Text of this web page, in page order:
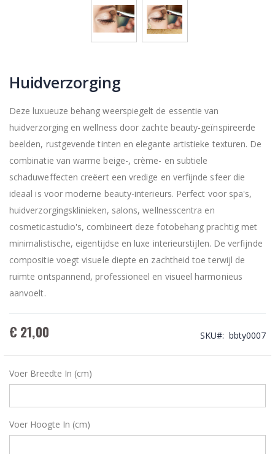
Huidverzorging
Deze luxueuze behang weerspiegelt de essentie van
huidverzorging en wellness door zachte beauty-geïnspireerde
beelden, rustgevende tinten en elegante artistieke texturen. De
combinatie van warme beige-, crème- en subtiele
schaduweffecten creëert een vredige en verfijnde sfeer die
ideaal is voor moderne beauty-interieurs. Perfect voor spa's,
huidverzorgingsklinieken, salons, wellnesscentra en
cosmeticastudio's, combineert deze fotobehang prachtig met
minimalistische, eigentijdse en luxe interieurstijlen. De verfijnde
compositie voegt visuele diepte en zachtheid toe terwijl de
ruimte ontspannend, professioneel en visueel harmonieus
aanvoelt.
€ 21,00 SKU bbty0007
Voer Breedte In (cm)
Voer Hoogte In (cm)